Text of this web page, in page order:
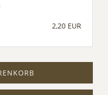
2,20 EUR